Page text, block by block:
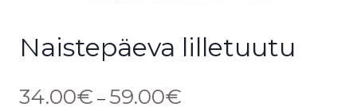
Naistepäeva lilletuutu
34.00€ – 59.00€